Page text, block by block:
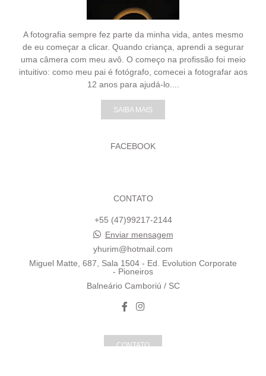
A fotografia sempre fez parte da minha vida, antes mesmo
de eu começar a clicar. Quando criança, aprendi a segurar
uma câmera com meu avô. O começo na profissão foi meio
intuitivo: como meu pai é fotógrafo, comecei a fotografar aos
12 anos para ajudá-lo....
SAIBA MAIS
FACEBOOK
CONTATO
+55 (47)99217-2144
Enviar mensagem
yhurim@hotmail.com
Miguel Matte, 687, Sala 1504 - Ed. Evolution Corporate
- Pioneiros
Balneário Camboriú / SC
CONTATO